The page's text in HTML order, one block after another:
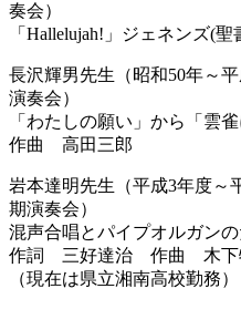
奏会）
「Hallelujah!」ジェネンズ
長沢輝男先生（昭和50年～
演奏会）
「わたしの願い」から「
作曲 高田三郎
岩本達明先生（平成3年度
期演奏会）
混声合唱とパイプオルガンの
作詞 三好達治 作曲 木下
（現在は県立湘南高校勤務